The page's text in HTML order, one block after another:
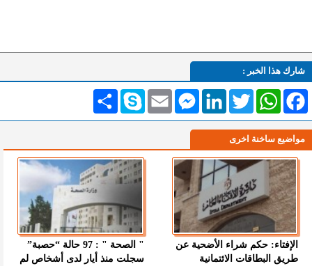
شارك هذا الخبر :
انشر Skype Email
MessengerLinkedInTwitterWhatsAppFacebook
مواضيع ساخنة اخرى
الإفتاء: حكم شراء الأضحية عن
طريق البطاقات الائتمانية
" الصحة " : 97 حالة “حصبة”
سجلت منذ أيار لدى أشخاص لم